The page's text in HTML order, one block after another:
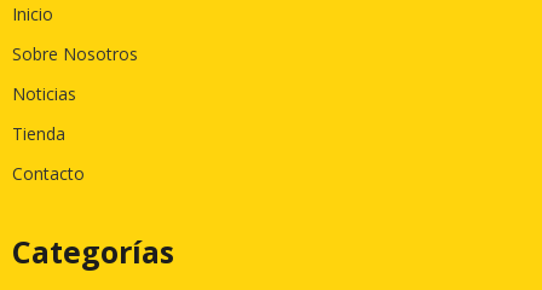
Inicio
Sobre Nosotros
Noticias
Tienda
Contacto
Categorías